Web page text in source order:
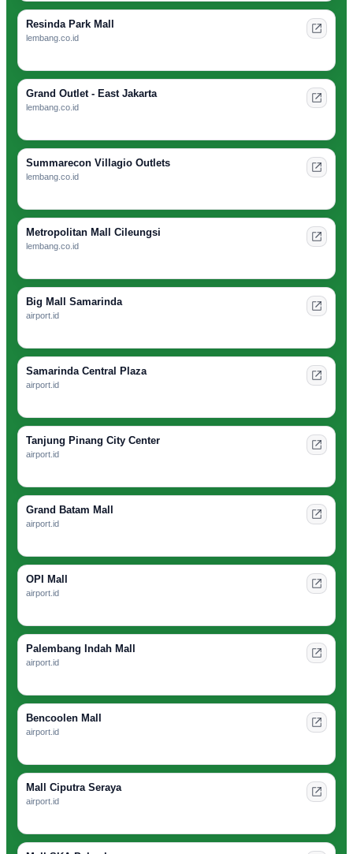
Resinda Park Mall
lembang.co.id
Grand Outlet - East Jakarta
lembang.co.id
Summarecon Villagio Outlets
lembang.co.id
Metropolitan Mall Cileungsi
lembang.co.id
Big Mall Samarinda
airport.id
Samarinda Central Plaza
airport.id
Tanjung Pinang City Center
airport.id
Grand Batam Mall
airport.id
OPI Mall
airport.id
Palembang Indah Mall
airport.id
Bencoolen Mall
airport.id
Mall Ciputra Seraya
airport.id